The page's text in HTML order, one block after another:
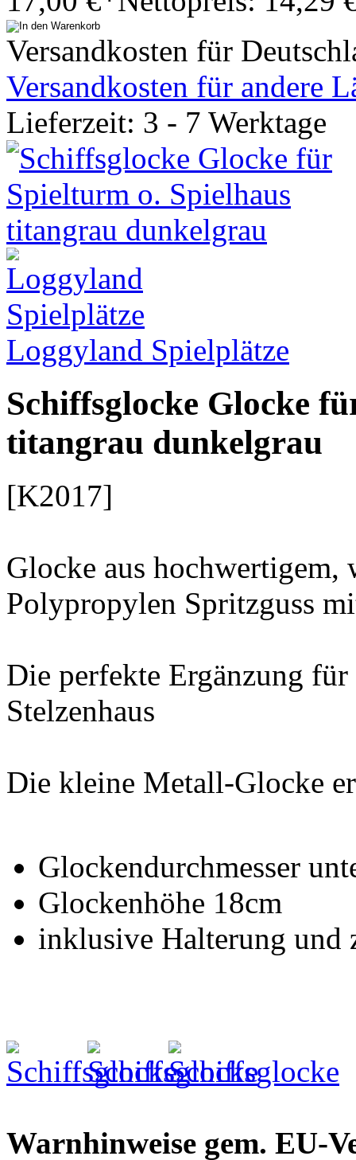
Versandkosten für
Versandkosten für andere
Lieferzeit: 3 - 7 Werktage
Loggyland Spielplätze
Schiffsglocke Glocke
titangrau dunkelgrau
[K2017]
Glocke aus hochwertigem,
Polypropylen Spritzguss
Die perfekte Ergänzung
Stelzenhaus
Die kleine Metall-Glocke
Glockendurchmesser
Glockenhöhe 18cm
inklusive Halterung und
Warnhinweise gem. EU-